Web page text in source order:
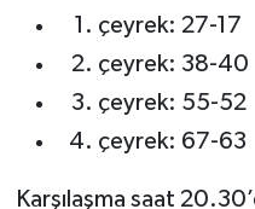
çeyrek: 27-17
çeyrek: 38-40
çeyrek: 55-52
çeyrek: 67-63
Karşılaşma saat
Türkiye Basketbol
Kadınlar Basketbol
Diğer Basketbol
Formula 1